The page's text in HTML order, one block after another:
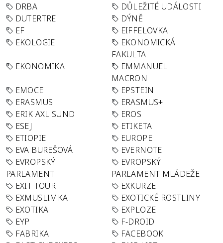
DRBA
DŮLEŽITÉ UDÁLOSTI
DUTERTRE
DÝNĚ
EF
EIFFELOVKA
EKOLOGIE
EKONOMICKÁ
FAKULTA
EKONOMIKA
EMMANUEL
MACRON
EMOCE
EPSTEIN
ERASMUS
ERASMUS+
ERIK AXL SUND
EROS
ESEJ
ETIKETA
ETIOPIE
EUROPE
EVA BUREŠOVÁ
EVERNOTE
EVROPSKÝ
PARLAMENT
EVROPSKÝ
PARLAMENT MLÁDEŽE
EXIT TOUR
EXKURZE
EXMUSLIMKA
EXOTICKÉ ROSTLINY
EXOTIKA
EXPLOZE
EYP
F-DROID
FABRIKA
FACEBOOK